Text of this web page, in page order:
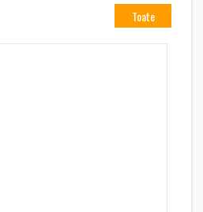
Toate